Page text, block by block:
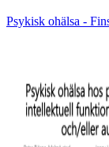
Psykisk ohälsa -